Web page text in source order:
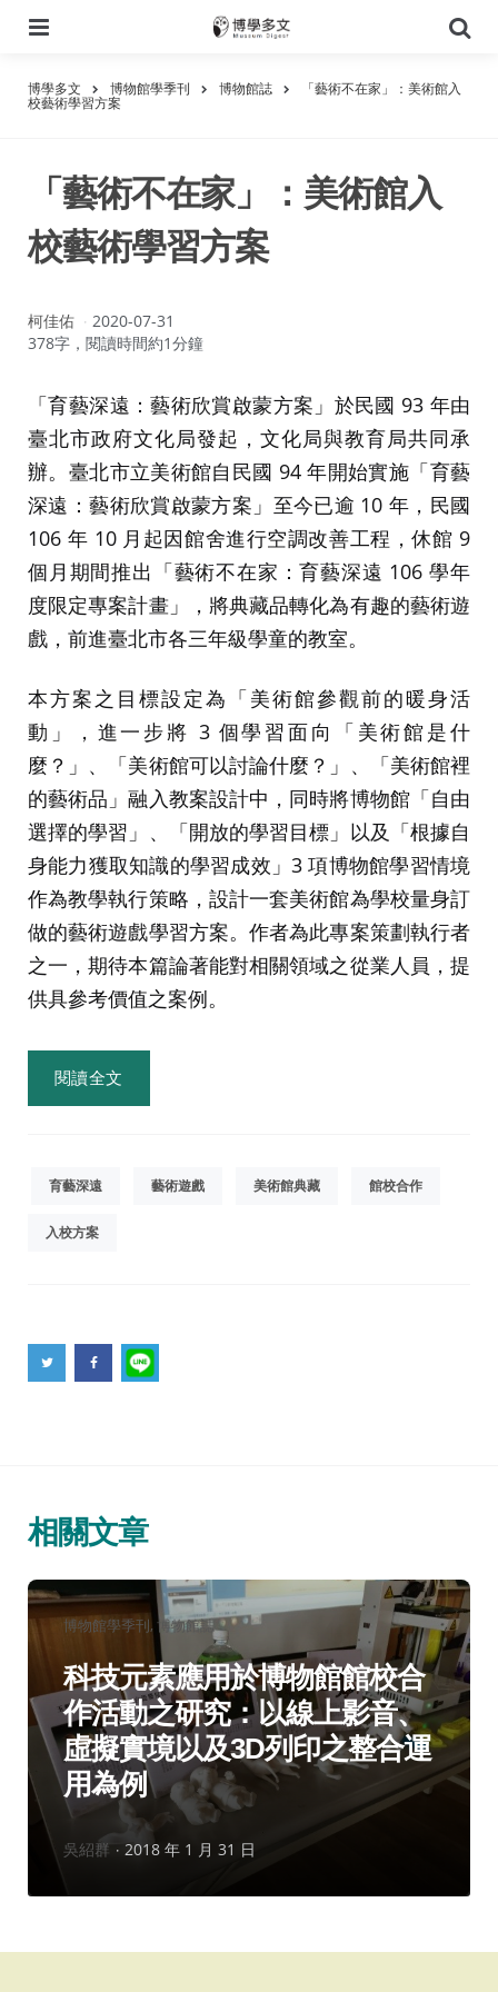
尋
博學多文 博物館學季刊 博物館誌 「藝術不在家」：美術館入
校藝術學習方案
「藝術不在家」：美術館入
校藝術學習方案
作
者：
柯佳佑
2020-07-31
378字，閱讀時間約1分鐘
「育藝深遠：藝術欣賞啟蒙方案」於民國 93 年由
臺北市政府文化局發起，文化局與教育局共同承
辦。臺北市立美術館自民國 94 年開始實施「育藝
深遠：藝術欣賞啟蒙方案」至今已逾 10 年，民國
106 年 10 月起因館舍進行空調改善工程，休館 9
個月期間推出「藝術不在家：育藝深遠 106 學年
度限定專案計畫」，將典藏品轉化為有趣的藝術遊
戲，前進臺北市各三年級學童的教室。
本方案之目標設定為「美術館參觀前的暖身活
動」，進一步將 3 個學習面向「美術館是什
麼？」、「美術館可以討論什麼？」、「美術館裡
的藝術品」融入教案設計中，同時將博物館「自由
選擇的學習」、「開放的學習目標」以及「根據自
身能力獲取知識的學習成效」3 項博物館學習情境
作為教學執行策略，設計一套美術館為學校量身訂
做的藝術遊戲學習方案。作者為此專案策劃執行者
之一，期待本篇論著能對相關領域之從業人員，提
供具參考價值之案例。
閱讀全文
育藝深遠 藝術遊戲 美術館典藏 館校合作
入校方案
相關文章
分
類：
博物館學季刊 博物館誌
科技元素應用於博物館館校合
作活動之研究：以線上影音、
虛擬實境以及3D列印之整合運
用為例
作
吳紹群 2018 年 1 月 31 日